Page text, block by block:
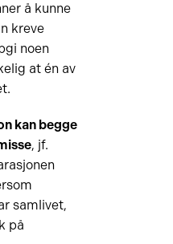
å kunne
kreve
noen
at én av
kan begge
, jf.
samlivet,
på